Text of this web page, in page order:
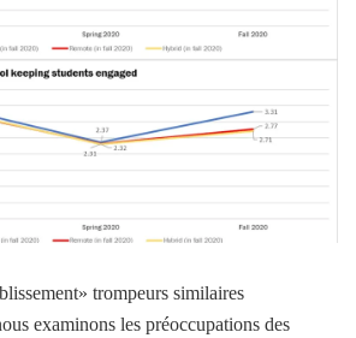
trompeurs similaires
examinons les préoccupations des